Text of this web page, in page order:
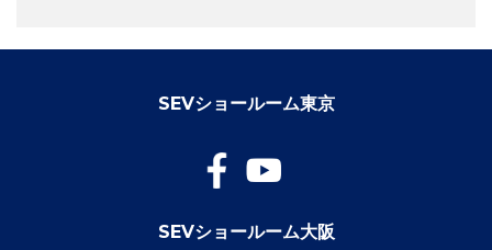
SEVショールーム東京
SEVショールーム大阪